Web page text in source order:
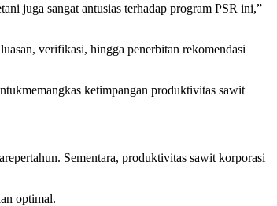
juga sangat antusias terhadap program PSR ini,”
luasan, verifikasi, hingga penerbitan rekomendasi
memangkas ketimpangan produktivitas sawit
pertahun. Sementara, produktivitas sawit korporasi
optimal.